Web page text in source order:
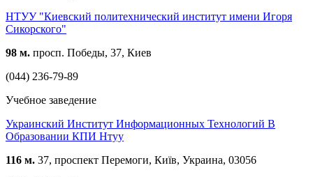
НТУУ "Киевский политехнический институт имени Игоря
Сикорского"
98 м. просп. Победы, 37, Киев
(044) 236-79-89
Учебное заведение
Украинский Институт Информационных Технологий В
Образовании КПИ Нтуу
116 м. 37, проспект Перемоги, Київ, Украина, 03056